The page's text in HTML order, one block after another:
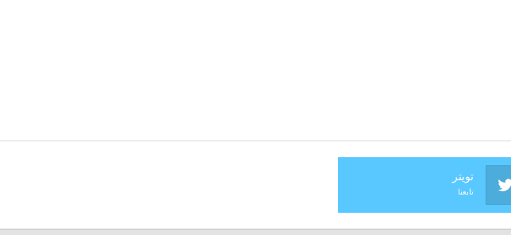
تويتر
تابعنا